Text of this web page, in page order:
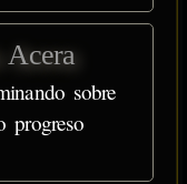
Acera
sobre
progreso